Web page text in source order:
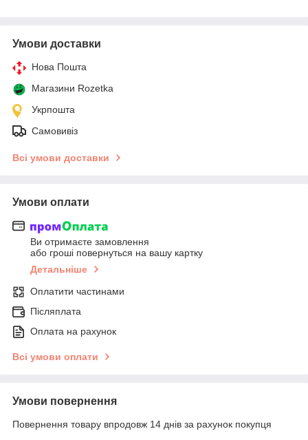
Умови доставки
Нова Пошта
Магазини Rozetka
Укрпошта
Самовивіз
Всі умови доставки
Умови оплати
Ви отримаєте замовлення
або гроші повернуться на вашу картку
Детальніше
Оплатити частинами
Післяплата
Оплата на рахунок
Всі умови оплати
Умови повернення
Повернення товару впродовж 14 днів за рахунок покупця